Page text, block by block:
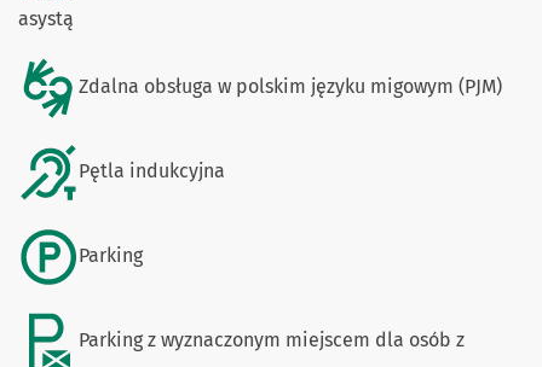
asystą
Zdalna obsługa w polskim języku migowym (PJM)
Pętla indukcyjna
Parking
Parking z wyznaczonym miejscem dla osób z